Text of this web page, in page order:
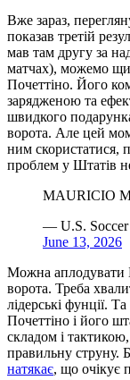
Вже зараз,
показав третій
мав там другу за
матчах), можемо
Почеттіно. Його
зарядженою та
швидкого подарунка
ворота. Але цей
ним скористатися,
проблем у Штатів
MAURICIO
— U.S. Soccer
June 13, 2026
Можна аплодувати
ворота. Треба
лідерські фунції.
Почеттіно і його
складом і
правильну струну.
натякає, що очікує